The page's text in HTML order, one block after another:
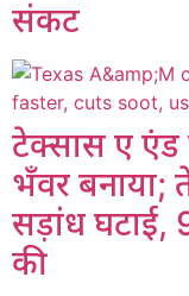
संकट
टेक्सास ए एंड
भँवर बनाया;
सड़ांध
की